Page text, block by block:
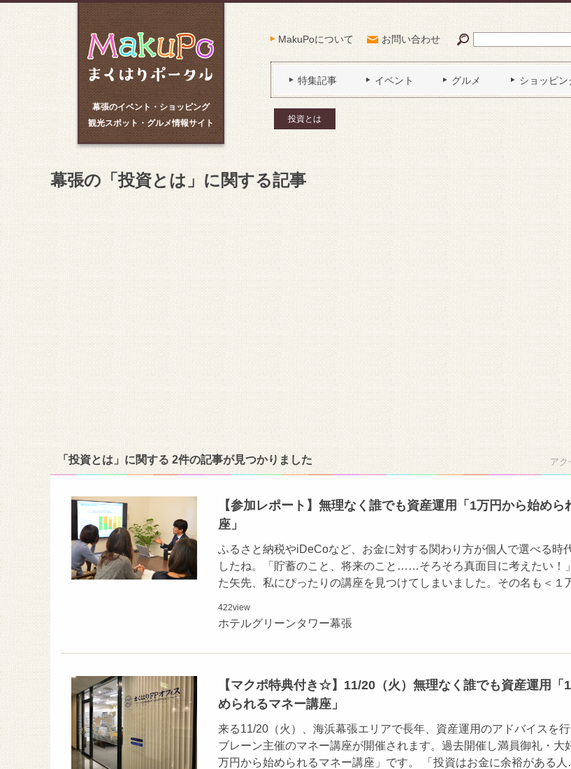
幕張のイベント・ショッピング
観光スポット・グルメ情報サイト
MakuPoについて お問い合わせ
特集記事 イベント グルメ ショッピン
投資とは
幕張の「投資とは」に関する記事
「投資とは」に関する 2件の記事が見つかりました アク
【参加レポート】無理なく誰でも資産運用「1万円から始めら
座」
ふるさと納税やiDeCoなど、お金に対する関わり方が個人で選べる時
したね。「貯蓄のこと、将来のこと……そろそろ真面目に考えたい！
た矢先、私にぴったりの講座を見つけてしまいました。その名も＜１
422view
ホテルグリーンタワー幕張
【マクポ特典付き☆】11/20（火）無理なく誰でも資産運用「
められるマネー講座」
来る11/20（火）、海浜幕張エリアで長年、資産運用のアドバイスを
ブレーン主催のマネー講座が開催されます。過去開催し満員御礼・大
万円から始められるマネー講座」です。 「投資はお金に余裕がある